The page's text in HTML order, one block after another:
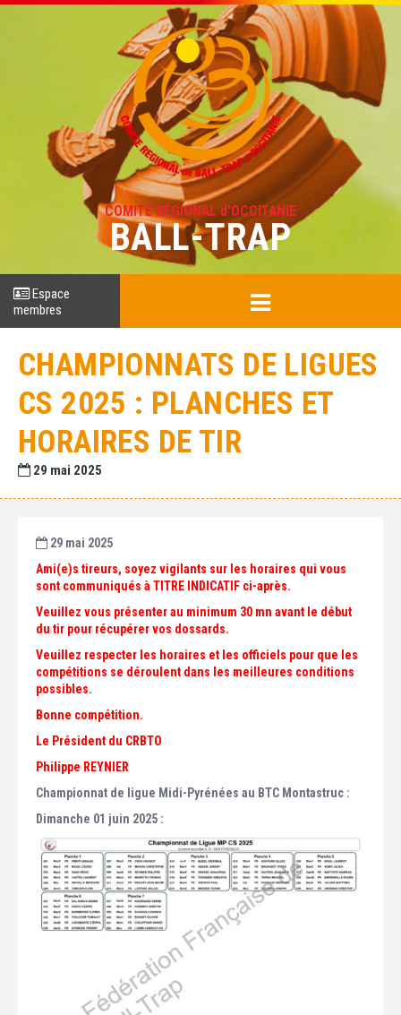
COMITÉ RÉGIONAL d'OCCITANIE
BALL-TRAP
Espace
membres
CHAMPIONNATS DE LIGUES
CS 2025 : PLANCHES ET
HORAIRES DE TIR
29 mai 2025
29 mai 2025
Ami(e)s tireurs, soyez vigilants sur les horaires qui vous
sont communiqués à TITRE INDICATIF ci-après.
Veuillez vous présenter au minimum 30 mn avant le début
du tir pour récupérer vos dossards.
Veuillez respecter les horaires et les officiels pour que les
compétitions se déroulent dans les meilleures conditions
possibles.
Bonne compétition.
Le Président du CRBTO
Philippe REYNIER
Championnat de ligue Midi-Pyrénées au BTC Montastruc :
Dimanche 01 juin 2025 :